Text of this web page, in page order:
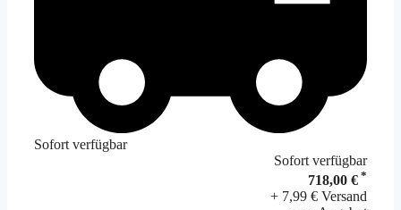
Sofort verfügbar
Sofort verfügbar
718,00 € *
+ 7,99 € Versand